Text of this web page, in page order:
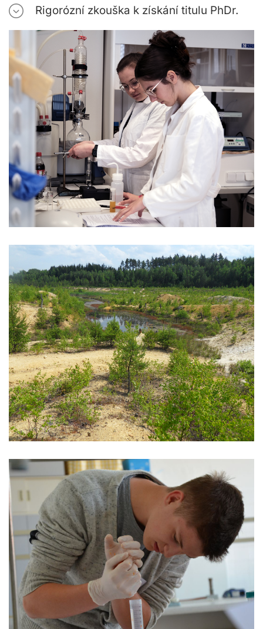
Rigorózní zkouška k získání titulu PhDr.